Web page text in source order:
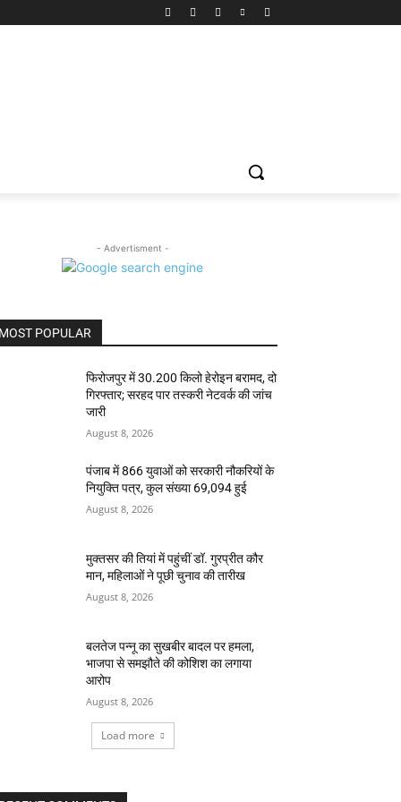
- Advertisment -
MOST POPULAR
फिरोजपुर में 30.200 किलो हेरोइन बरामद, दो
गिरफ्तार; सरहद पार तस्करी नेटवर्क की जांच
जारी
August 8, 2026
पंजाब में 866 युवाओं को सरकारी नौकरियों के
नियुक्ति पत्र, कुल संख्या 69,094 हुई
August 8, 2026
मुक्तसर की तियां में पहुंचीं डॉ. गुरप्रीत कौर
मान, महिलाओं ने पूछी चुनाव की तारीख
August 8, 2026
बलतेज पन्नू का सुखबीर बादल पर हमला,
भाजपा से समझौते की कोशिश का लगाया
आरोप
August 8, 2026
Load more